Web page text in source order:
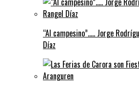
“Al campesino”….. Jorge
Díaz